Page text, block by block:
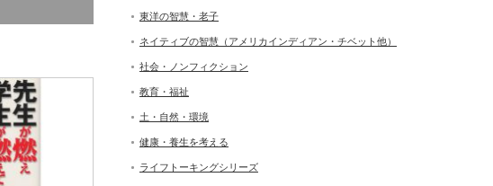
東洋の智慧・老子
ネイティブの智慧（アメリカインディアン・チベット他）
社会・ノンフィクション
教育・福祉
土・自然・環境
健康・養生を考える
ライフトーキングシリーズ